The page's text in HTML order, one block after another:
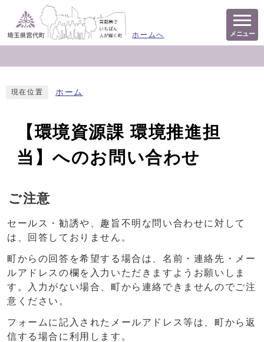
ホームへ メニュー
現在位置 ホーム
【環境資源課 環境推進担
当】へのお問い合わせ
ご注意
セールス・勧誘や、趣旨不明な問い合わせに対して
は、回答しておりません。
町からの回答を希望する場合は、名前・連絡先・メー
ルアドレスの欄を入力いただきますようお願いしま
す。入力がない場合、町から連絡できませんのでご注
意ください。
フォームに記入されたメールアドレス等は、町から返
信する場合に利用します。